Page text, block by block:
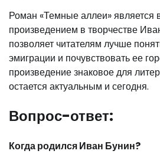
Роман «Темные аллеи»
произведением в творчестве
позволяет читателям лучше
эмиграции и почувствовать ее
произведение знаковое для
остается актуальным и сегодня.
Вопрос-ответ:
Когда родился Иван Бунин?